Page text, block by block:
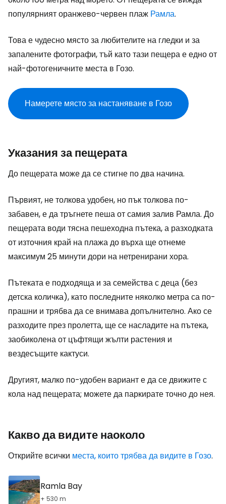
популярният оранжево-червен плаж Рамла.
Това е чудесно място за любителите на гледки и за
запалените фотографи, тъй като тази пещера е едно от
най-фотогеничните места в Гозо.
Намерете място за настаняване в Гозо
Указания за пещерата
До пещерата може да се стигне по два начина.
Първият, не толкова удобен, но пък толкова по-
забавен, е да тръгнете пеша от самия залив Рамла. До
пещерата води тясна пешеходна пътека, а разходката
от източния край на плажа до върха ще отнеме
максимум 25 минути дори на нетренирани хора.
Пътеката е подходяща и за семейства с деца (без
детска количка), като последните няколко метра са по-
прашни и трябва да се внимава допълнително. Ако се
разходите през пролетта, ще се насладите на пътека,
заобиколена от цъфтящи жълти растения и
вездесъщите кактуси.
Другият, малко по-удобен вариант е да се движите с
кола над пещерата; можете да паркирате точно до нея.
Какво да видите наоколо
Открийте всички места, които трябва да видите в Гозо.
Ramla Bay
+ 530 m